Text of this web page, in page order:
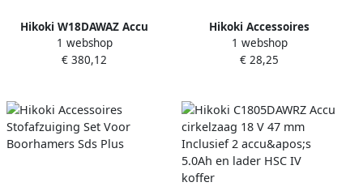
Hikoki W18DAWAZ Accu
Schroefmachine 18V 1 4"
Brushless 0-5000Tr Mv
1 webshop
€ 380,12
Hikoki Accessoires
Stofzuigerslang Adapter
Afkortzaag 58Mm
1 webshop
€ 28,25